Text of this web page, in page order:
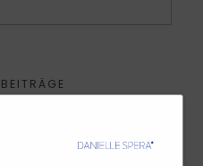
Gemeinden – NU102
jüdische Wien“